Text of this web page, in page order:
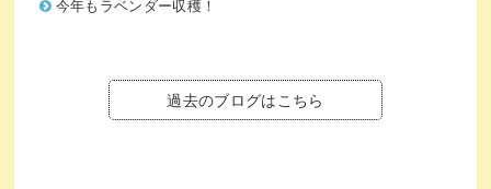
今年もラベンダー収穫！
過去のブログはこちら